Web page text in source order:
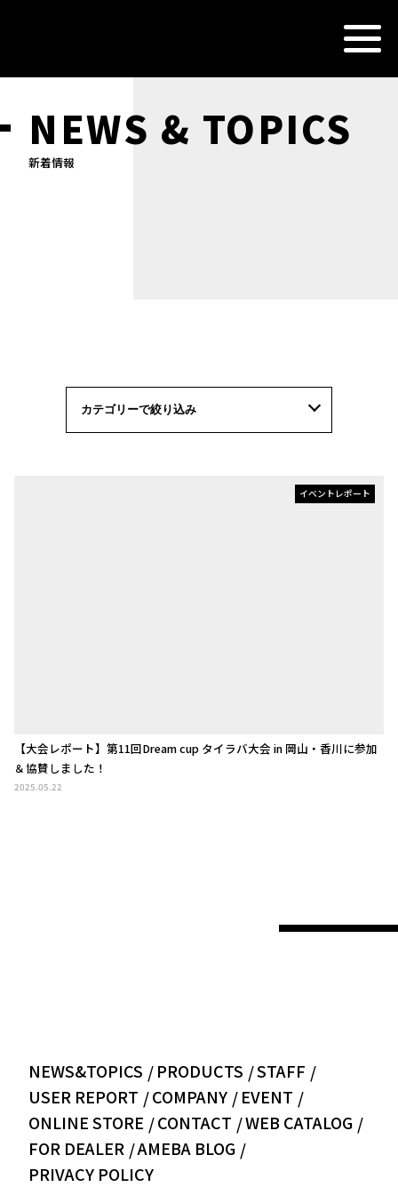
NEWS & TOPICS
新着情報
イベントレポート
【大会レポート】第11回Dream cup タイラバ大会 in 岡山・香川に参加
＆協賛しました！
2025.05.22
NEWS&TOPICS PRODUCTS
STAFF
USER REPORT
COMPANY
EVENT
ONLINE STORE
CONTACT
WEB CATALOG
FOR DEALER
AMEBA BLOG
PRIVACY POLICY